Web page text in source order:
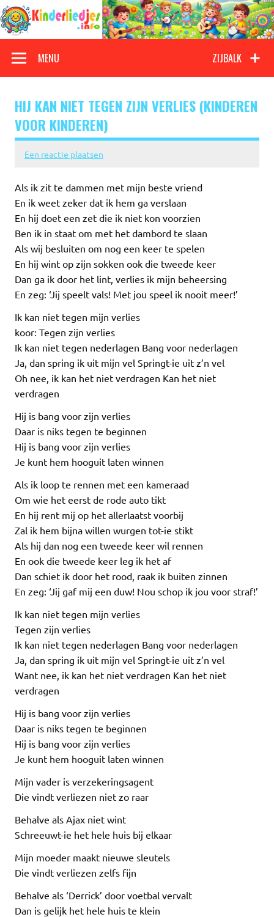
Doorgaan
naar
inhoud
Kinderliedjes
ZIJBALK
MENU
HIJ KAN NIET TEGEN ZIJN VERLIES (KINDEREN
VOOR KINDEREN)
Een reactie plaatsen
Als ik zit te dammen met mijn beste vriend
En ik weet zeker dat ik hem ga verslaan
En hij doet een zet die ik niet kon voorzien
Ben ik in staat om met het dambord te slaan
Als wij besluiten om nog een keer te spelen
En hij wint op zijn sokken ook die tweede keer
Dan ga ik door het lint, verlies ik mijn beheersing
En zeg: ‘Jij speelt vals! Met jou speel ik nooit meer!’
Ik kan niet tegen mijn verlies
koor: Tegen zijn verlies
Ik kan niet tegen nederlagen Bang voor nederlagen
Ja, dan spring ik uit mijn vel Springt-ie uit z’n vel
Oh nee, ik kan het niet verdragen Kan het niet
verdragen
Hij is bang voor zijn verlies
Daar is niks tegen te beginnen
Hij is bang voor zijn verlies
Je kunt hem hooguit laten winnen
Als ik loop te rennen met een kameraad
Om wie het eerst de rode auto tikt
En hij rent mij op het allerlaatst voorbij
Zal ik hem bijna willen wurgen tot-ie stikt
Als hij dan nog een tweede keer wil rennen
En ook die tweede keer leg ik het af
Dan schiet ik door het rood, raak ik buiten zinnen
En zeg: ‘Jij gaf mij een duw! Nou schop ik jou voor straf!’
Ik kan niet tegen mijn verlies
Tegen zijn verlies
Ik kan niet tegen nederlagen Bang voor nederlagen
Ja, dan spring ik uit mijn vel Springt-ie uit z’n vel
Want nee, ik kan het niet verdragen Kan het niet
verdragen
Hij is bang voor zijn verlies
Daar is niks tegen te beginnen
Hij is bang voor zijn verlies
Je kunt hem hooguit laten winnen
Mijn vader is verzekeringsagent
Die vindt verliezen niet zo raar
Behalve als Ajax niet wint
Schreeuwt-ie het hele huis bij elkaar
Mijn moeder maakt nieuwe sleutels
Die vindt verliezen zelfs fijn
Behalve als ‘Derrick’ door voetbal vervalt
Dan is gelijk het hele huis te klein